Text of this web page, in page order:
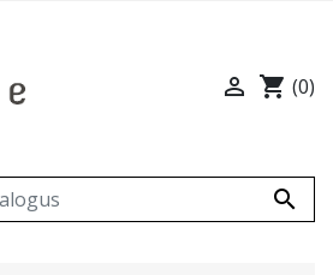

 shopping_cart (0)